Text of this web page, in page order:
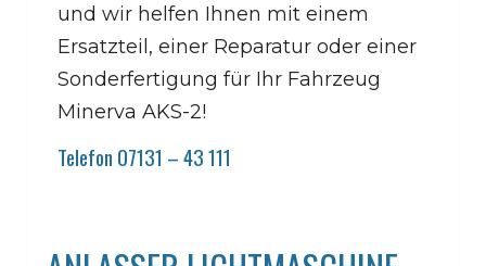
und wir helfen Ihnen mit einem
Ersatzteil, einer Reparatur oder einer
Sonderfertigung für Ihr Fahrzeug
Minerva AKS-2!
Telefon 07131 – 43 111